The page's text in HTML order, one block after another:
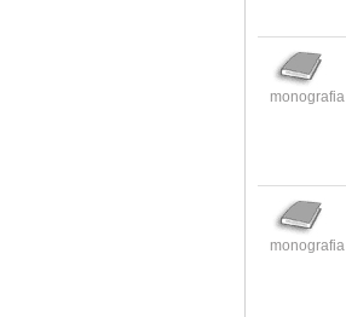
monografia
monografia